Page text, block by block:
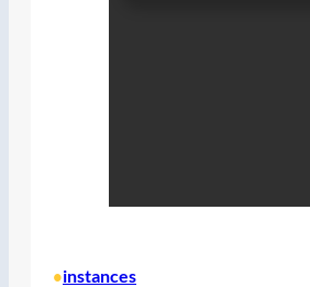
•instances